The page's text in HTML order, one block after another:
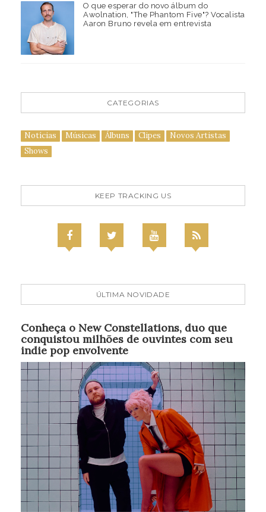
O que esperar do novo álbum do
Awolnation, "The Phantom Five"? Vocalista
Aaron Bruno revela em entrevista
CATEGORIAS
Notícias Músicas Álbuns Clipes
Novos Artistas
Shows
KEEP TRACKING US
ÚLTIMA NOVIDADE
Conheça o New Constellations, duo que
conquistou milhões de ouvintes com seu
indie pop envolvente